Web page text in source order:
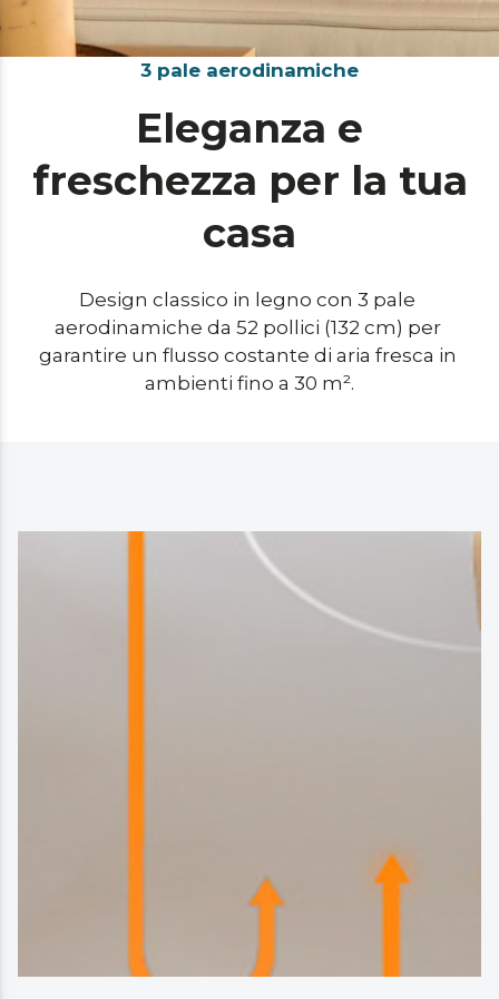
3 pale aerodinamiche
Eleganza e
freschezza per la tua
casa
Design classico in legno con 3 pale
aerodinamiche da 52 pollici (132 cm) per
garantire un flusso costante di aria fresca in
ambienti fino a 30 m².